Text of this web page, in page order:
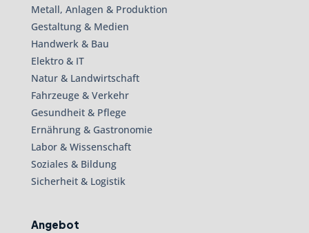
Metall, Anlagen & Produktion
Gestaltung & Medien
Handwerk & Bau
Elektro & IT
Natur & Landwirtschaft
Fahrzeuge & Verkehr
Gesundheit & Pflege
Ernährung & Gastronomie
Labor & Wissenschaft
Soziales & Bildung
Sicherheit & Logistik
Angebot